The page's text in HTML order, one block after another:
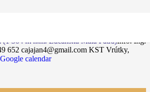
364 m n.m. Lúčanská Malá Fatra)Info: Ing.
652 cajajan4@gmail.com KST Vrútky,
calendar